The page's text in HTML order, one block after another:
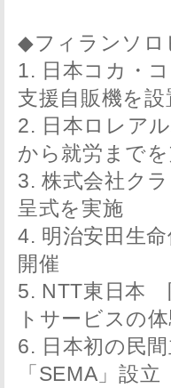
◆フィランソロ
1. 日本コカ・
支援自販機を設
2. 日本ロレア
から就労まで
3. 株式会社ク
呈式を実施
4. 明治安田生
開催
5. NTT東日本
トサービスの
6. 日本初の民
「SEMA」設立